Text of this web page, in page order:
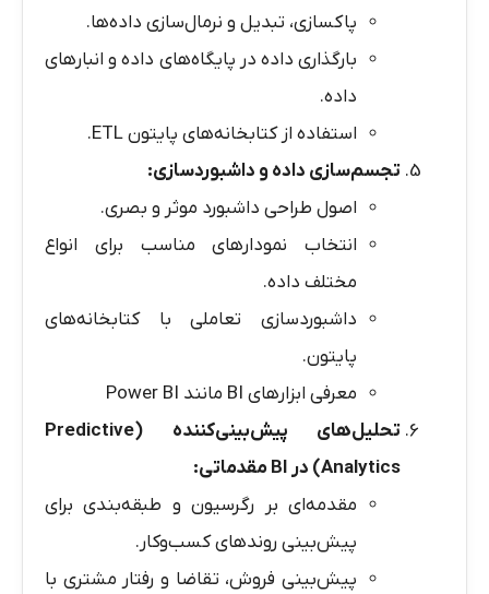
پاکسازی، تبدیل و نرمال‌سازی داده‌ها.
بارگذاری داده در پایگاه‌های داده و انبارهای
داده.
استفاده از کتابخانه‌های پایتون ETL.
تجسم‌سازی داده و داشبوردسازی:
اصول طراحی داشبورد موثر و بصری.
انتخاب نمودارهای مناسب برای انواع
مختلف داده.
داشبوردسازی تعاملی با کتابخانه‌های
پایتون.
معرفی ابزارهای BI مانند Power BI
تحلیل‌های پیش‌بینی‌کننده
(Predictive
Analytics) در مقدماتی:
مقدمه‌ای بر رگرسیون و طبقه‌بندی برای
پیش‌بینی روندهای کسب‌وکار.
پیش‌بینی فروش، تقاضا و رفتار مشتری با